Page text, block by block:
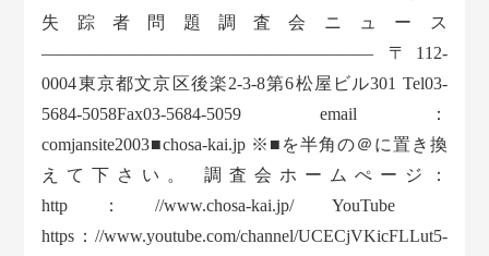
失踪者問題調査会ニュース
——————————————————— 〒112-
0004東京都文京区後楽2-3-8第6松屋ビル301 Tel03-
5684-5058Fax03-5684-5059 email：
comjansite2003■chosa-kai.jp ※■を半角の＠に置き換
えて下さい。 調査会ホームぺージ：
http：//www.chosa-kai.jp/ YouTube
https：//www.youtube.com/channel/UCECjVKicFLLut5-